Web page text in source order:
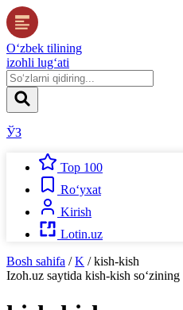
O‘zbek tilining
izohli lug‘ati
ЎЗ
Top 100
Ro‘yxat
Kirish
Lotin.uz
Bosh sahifa / K / kish-kish
Izoh.uz saytida kish-kish